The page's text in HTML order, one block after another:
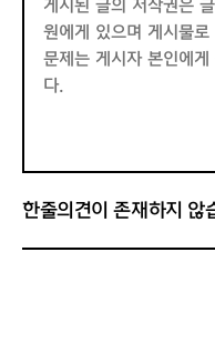
한줄의견이 존재하지 않